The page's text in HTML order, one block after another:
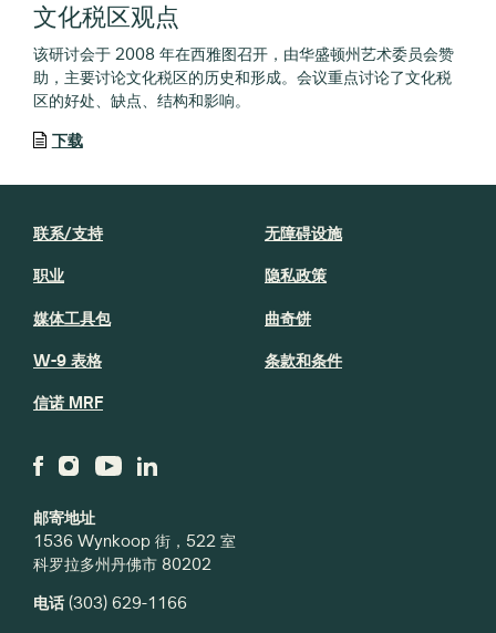
文化税区观点
该研讨会于 2008 年在西雅图召开，由华盛顿州艺术委员会赞
助，主要讨论文化税区的历史和形成。会议重点讨论了文化税
区的好处、缺点、结构和影响。
下载
邮寄地址
1536 Wynkoop 街，522 室
科罗拉多州丹佛市 80202
电话(303) 629-1166
联系/支持
职业
媒体工具包
W-9 表格
信诺 MRF
无障碍设施
隐私政策
曲奇饼
条款和条件